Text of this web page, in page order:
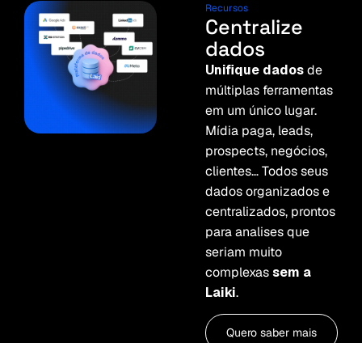
Recursos
Centralize
dados
Unifique dadosde
múltiplas ferramentas
em um único lugar.
Mídia paga, leads,
prospects, negócios,
clientes… Todos seus
dados organizados e
centralizados, prontos
para analises que
seriam muito
complexassem a
Laiki.
Quero saber mais